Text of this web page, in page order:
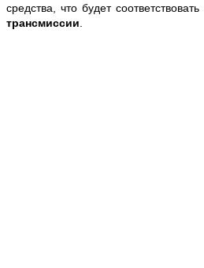
средства, что будет соответствовать
трансмиссии